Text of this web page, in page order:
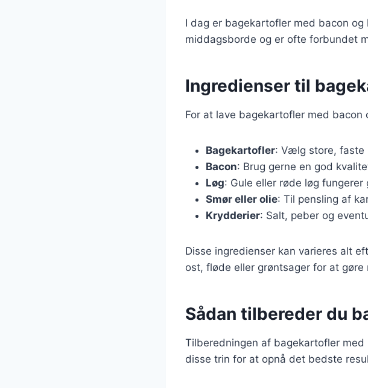
I dag er bagekartofler med bacon
middagsborde og er ofte forbundet
Ingredienser til
For at lave bagekartofler med
Bagekartofler: Vælg store, faste
Bacon: Brug gerne en god
Løg: Gule eller røde løg
Smør eller olie: Til pensling af
Krydderier: Salt, peber og
Disse ingredienser kan varieres alt
ost, fløde eller grøntsager for at
Sådan tilbereder du
Tilberedningen af bagekartofler
disse trin for at opnå det bedste